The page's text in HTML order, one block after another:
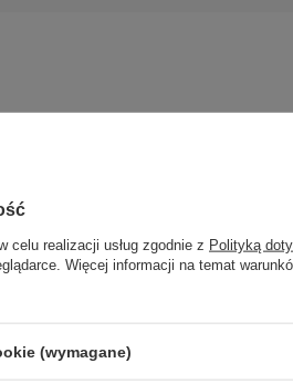
Apple MacBook Pro
celu realizacji usług zgodnie z Polityką
Więcej informacji na temat
(wymagane)